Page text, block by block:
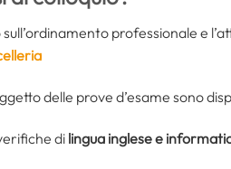
professionale e
delle prove d’esame sono
di lingua inglese e